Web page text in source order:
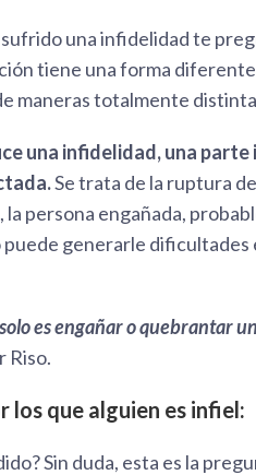
una infidelidad te
tiene una forma
maneras totalmente
una infidelidad, una
Se trata de la ruptura
la persona engañada,
generarle dificultades
es engañar o quebrantar
Riso.
los que alguien es infiel:
Sin duda, esta es la